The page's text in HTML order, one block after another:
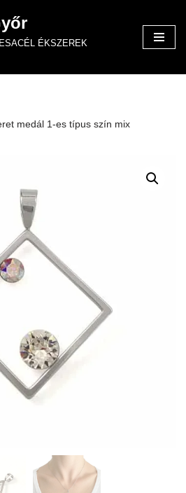
ÉKSZEREK
medál 1-es típus szín mix